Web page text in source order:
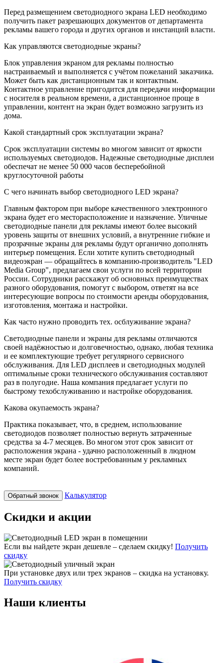
Перед размещением светодиодного экрана LED необходимо
получить пакет разрешающих документов от департамента
рекламы вашего города и других органов и инстанций власти.
Как управляются светодиодные экраны?
Блок управления экраном для рекламы полностью
настраиваемый и выполняется с учётом пожеланий заказчика.
Может быть как дистанционным так и контактным.
Контактное управление пригодится для передачи информации
с носителя в реальном времени, а дистанционное проще в
управлении, контент на экран будет возможно загрузить из
дома.
Какой стандартный срок эксплуатации экрана?
Срок эксплуатации системы во многом зависит от яркости
используемых светодиодов. Надежные светодиодные дисплеи
обеспечат не менее 50 000 часов бесперебойной
круглосуточной работы
С чего начинать выбор светодиодного LED экрана?
Главным фактором при выборе качественного электронного
экрана будет его месторасположение и назначение. Уличные
светодиодные панели для рекламы имеют более высокий
уровень защиты от внешних условий, а внутренние гибкие и
прозрачные экраны для рекламы будут органично дополнять
интерьер помещения. Если хотите купить светодиодный
видеоэкран — обращайтесь в компанию-производитель "LED
Media Group", предлагаем свои услуги по всей территории
России. Сотрудники расскажут об основных преимуществах
разного оборудования, помогут с выбором, ответят на все
интересующие вопросы по стоимости аренды оборудования,
изготовления, монтажа и настройки.
Как часто нужно проводить тех. осблуживание экрана?
Светодиодные панели и экраны для рекламы отличаются
своей надёжностью и долговечностью, однако, любая техника
и ее комплектующие требует регулярного сервисного
обслуживания. Для LED дисплеев и светодиодных модулей
оптимальные сроки технического обслуживания составляют
раз в полугодие. Наша компания предлагает услуги по
быстрому техобслуживанию и настройке оборудования.
Какова окупаемость экрана?
Практика показывает, что, в среднем, использование
светодиодов позволяет полностью вернуть затраченные
средства за 4-7 месяцев. Во многом этот срок зависит от
расположения экрана - удачно расположенный в людном
месте экран будет более востребованным у рекламных
компаний.
Обратный звонок Калькулятор
Скидки и акции
Если вы найдете экран дешевле – сделаем скидку! Получить
скидку
При установке двух или трех экранов – скидка на установку.
Получить скидку
Наши клиенты